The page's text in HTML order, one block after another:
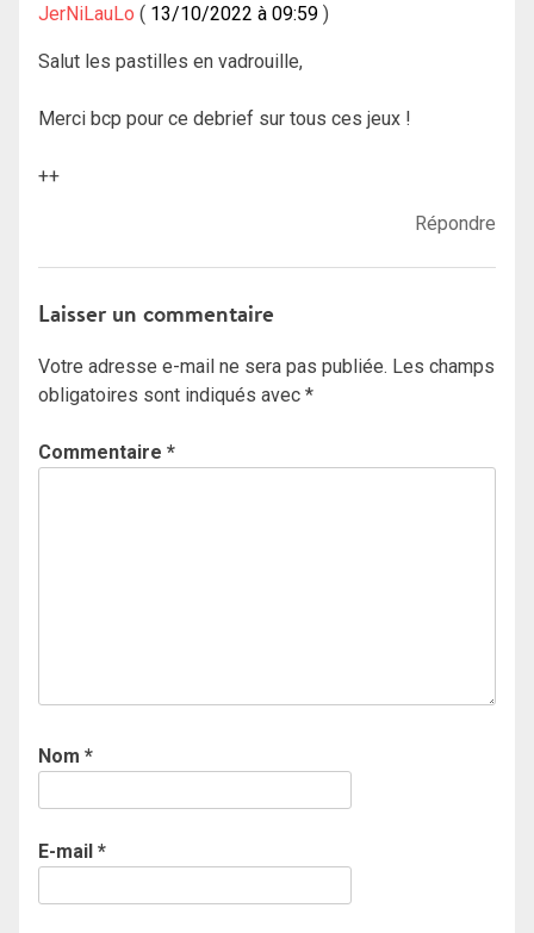
JerNiLauLo 13/10/2022 à 09:59
Salut les pastilles en vadrouille,
Merci bcp pour ce debrief sur tous ces jeux !
++
Répondre
Laisser un commentaire
Votre adresse e-mail ne sera pas publiée. Les champs
obligatoires sont indiqués avec *
Commentaire *
Nom *
E-mail *